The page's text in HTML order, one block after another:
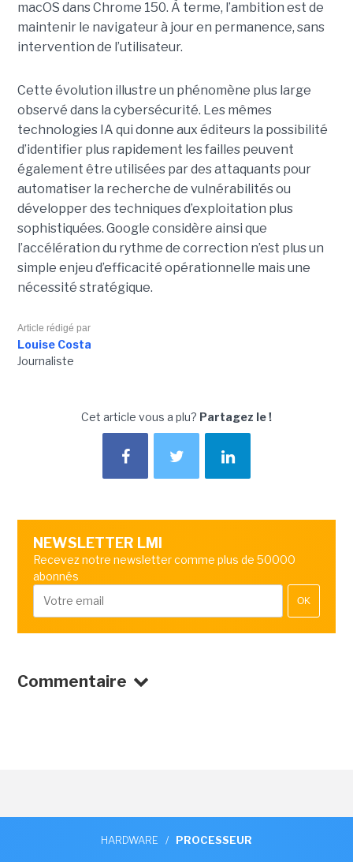
macOS dans Chrome 150. À terme, l’ambition est de
maintenir le navigateur à jour en permanence, sans
intervention de l’utilisateur.
Cette évolution illustre un phénomène plus large
observé dans la cybersécurité. Les mêmes
technologies IA qui donne aux éditeurs la possibilité
d’identifier plus rapidement les failles peuvent
également être utilisées par des attaquants pour
automatiser la recherche de vulnérabilités ou
développer des techniques d’exploitation plus
sophistiquées. Google considère ainsi que
l’accélération du rythme de correction n’est plus un
simple enjeu d’efficacité opérationnelle mais une
nécessité stratégique.
Article rédigé par
Louise Costa
Journaliste
Cet article vous a plu? Partagez le !
NEWSLETTER LMI
Recevez notre newsletter comme plus de 50000
abonnés
OK
Commentaire
HARDWARE / PROCESSEUR